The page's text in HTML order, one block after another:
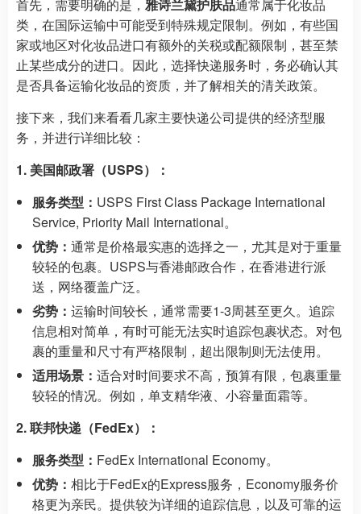
首先，需要明确的是， 雅诗兰黛护肤品通常属于化妆品
类，在国际运输中可能受到特殊规定限制。例如，有些国
家或地区对化妆品进口有额外的关税或配额限制，甚至禁
止某些成分的进口。因此，选择快递服务时，务必确认其
是否具备运输化妆品的资质，并了解相关的清关政策。
接下来，我们来看看几家主要快递公司提供的经济型服
务，并进行详细比较：
1. 美国邮政署（USPS）：
服务类型： USPS First Class Package International
Service, Priority Mail International。
优势： 通常是价格最实惠的选择之一，尤其是对于重量
较轻的包裹。USPS与香港邮政合作，在香港进行派
送，网络覆盖广泛。
劣势： 运输时间较长，通常需要1-3周甚至更久。追踪
信息相对简单，有时可能无法实时追踪包裹状态。对包
裹的重量和尺寸有严格限制，超出限制则无法使用。
适用场景： 适合对时间要求不高，预算有限，包裹重量
较轻的情况。例如，单支精华液、小容量面霜等。
2. 联邦快递（FedEx）：
服务类型： FedEx International Economy。
优势： 相比于FedEx的Express服务，Economy服务价
格更为亲民。提供较为详细的追踪信息，以及可靠的运